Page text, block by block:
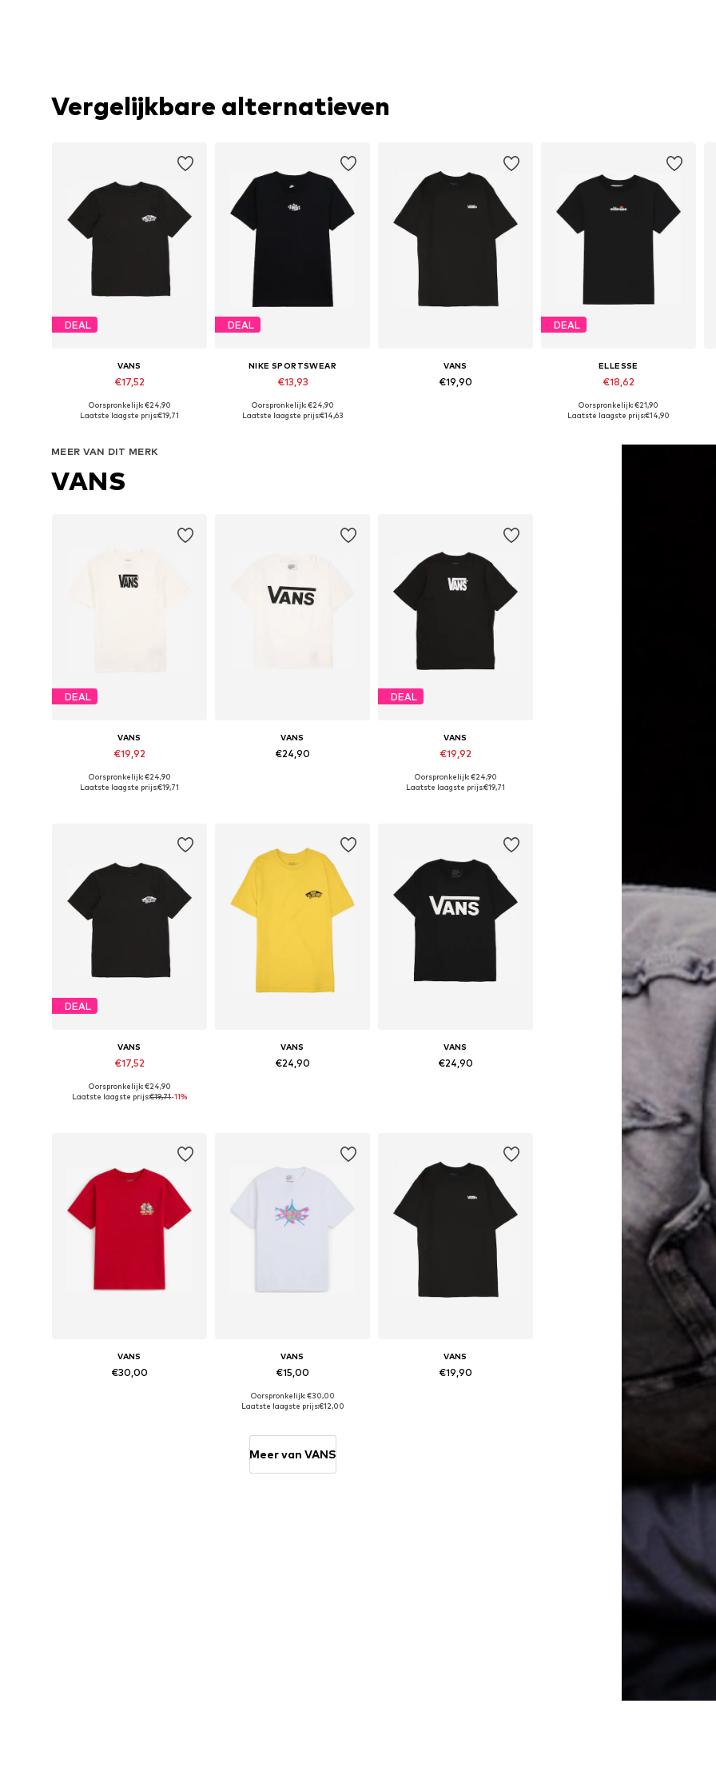
Vergelijkbare alternatieven
DEAL
VANS
€17,52
Oorspronkelijk: €24,90
Laatste laagste prijs:€19,71
DEAL
NIKE SPORTSWEAR
€13,93
Oorspronkelijk: €24,90
Laatste laagste prijs:€14,63
VANS
€19,90
DEAL
ELLESSE
€18,62
+2
Oorspronkelijk: €21,90
Laatste laagste prijs:€14,90
MEER VAN DIT MERK
VANS
DEAL
VANS
€19,92
Oorspronkelijk: €24,90
Laatste laagste prijs:€19,71
VANS
€24,90
DEAL
VANS
€19,92
Oorspronkelijk: €24,90
Laatste laagste prijs:€19,71
DEAL
VANS
€17,52
Oorspronkelijk: €24,90
Laatste laagste prijs:€19,71-11%
VANS
€24,90
VANS
€24,90
VANS
€30,00
VANS
€15,00
Beschikbare maten: 128-140
Oorspronkelijk: €30,00
Laatste laagste prijs:€12,00
VANS
€19,90
Meer van VANS